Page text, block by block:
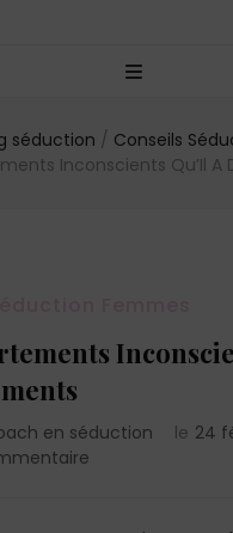
séduction / Conseils
Inconscients Qu’Il A
en séduction le 24